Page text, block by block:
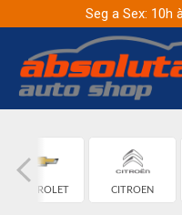
Seg a Sex: 10h
CHEVROLET CITROEN